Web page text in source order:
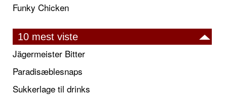
Funky Chicken
10 mest viste
Jägermeister Bitter
Paradisæblesnaps
Sukkerlage til drinks